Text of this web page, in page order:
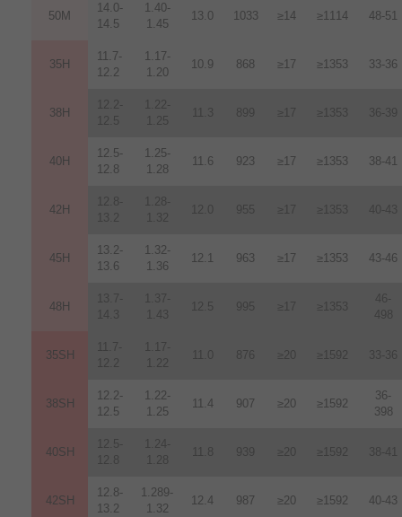
50M
14.0-
14.5
1.40-
1.45
13.0 1033 ≥14 ≥1114 48-51
35H
11.7-
12.2
1.17-
1.20
10.9 868 ≥17 ≥1353 33-36
38H
12.2-
12.5
1.22-
1.25
11.3 899 ≥17 ≥1353 36-39
40H
12.5-
12.8
1.25-
1.28
11.6 923 ≥17 ≥1353 38-41
42H
12.8-
13.2
1.28-
1.32
12 0 955 ≥17 ≥1353 40-43
45H
13.2-
13.6
1.32-
1.36
12.1 963 ≥17 ≥1353 43-46
48H
13.7-
14.3
1.37-
1.43
12.5 995 ≥17 ≥1353
46-
498
35SH
11.7-
12.2
1.17-
1.22
11.0 876 ≥20 ≥1592 33-36
38SH
12.2-
12.5
1.22-
1.25
11.4 907 ≥20 ≥1592
36-
398
40SH
12.5-
12.8
1.24-
1.28
11.8 939 ≥20 ≥1592 38-41
42SH
12.8-
13.2
1.289-
1.32
12.4 987 ≥20 ≥1592 40-43